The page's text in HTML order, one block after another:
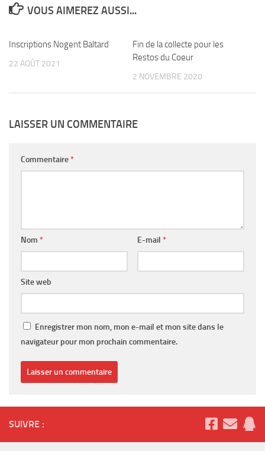
VOUS AIMEREZ AUSSI...
Inscriptions Nogent Baltard
22 AOÛT 2021
Fin de la collecte pour les
Restos du Coeur
2 NOVEMBRE 2020
LAISSER UN COMMENTAIRE
Commentaire*
Nom * E-mail *
Site web
Enregistrer mon nom, mon e-mail et mon site dans le
navigateur pour mon prochain commentaire.
SUIVRE :